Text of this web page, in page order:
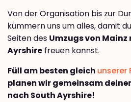
Von der Organisation bis zur
kümmern uns um alles, damit
Seiten des Umzugs von Mainz
Ayrshire freuen kannst.
Füll am besten gleich unserer
planen wir gemeinsam
nach South Ayrshire!